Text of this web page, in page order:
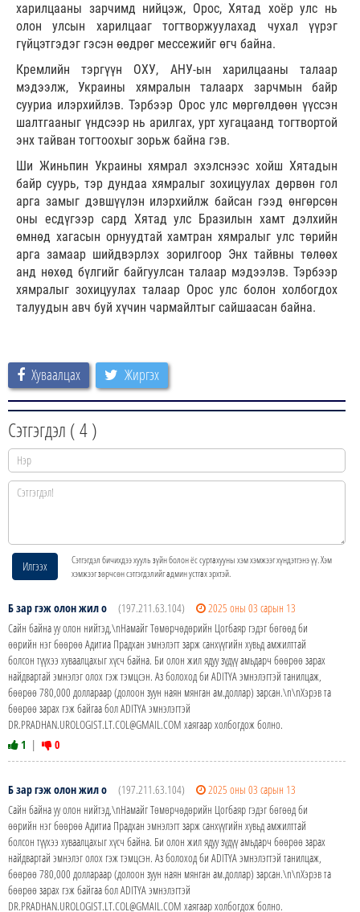
харилцааны зарчимд нийцэж, Орос, Хятад хоёр улс нь
олон улсын харилцааг тогтворжуулахад чухал үүрэг
гүйцэтгэдэг гэсэн өөдрөг мессежийг өгч байна.
Кремлийн тэргүүн ОХУ, АНУ-ын харилцааны талаар
мэдээлж, Украины хямралын талаарх зарчмын байр
сууриа илэрхийлэв. Тэрбээр Орос улс мөргөлдөөн үүссэн
шалтгааныг үндсээр нь арилгах, урт хугацаанд тогтвортой
энх тайван тогтоохыг зорьж байна гэв.
Ши Жиньпин Украины хямрал эхэлснээс хойш Хятадын
байр суурь, тэр дундаа хямралыг зохицуулах дөрвөн гол
арга замыг дэвшүүлэн илэрхийлж байсан гээд өнгөрсөн
оны есдүгээр сард Хятад улс Бразилын хамт дэлхийн
өмнөд хагасын орнуудтай хамтран хямралыг улс төрийн
арга замаар шийдвэрлэх зорилгоор Энх тайвны төлөөх
анд нөхөд бүлгийг байгуулсан талаар мэдээлэв. Тэрбээр
хямралыг зохицуулах талаар Орос улс болон холбогдох
талуудын авч буй хүчин чармайлтыг сайшаасан байна.
Хуваалцах Жиргэх
Сэтгэгдэл (4)
Илгээх
Сэтгэгдэл бичихдээ хууль зүйн болон ёс суртахууны хэм хэмжээг хүндэтгэнэ үү. Хэм
хэмжээг зөрчсөн сэтгэгдэлийг админ устгах эрхтэй.
Б зар гэж олон жил о (197.211.63.104)
2025 оны 03 сарын 13
Сайн байна уу олон нийтэд,\nНамайг Төмөрчөдөрийн Цогбаяр гэдэг бөгөөд би
өөрийн нэг бөөрөө Адитиа Прадхан эмнэлэгт зарж санхүүгийн хувьд амжилттай
болсон түүхээ хуваалцахыг хүсч байна. Би олон жил ядуу зүдүү амьдарч бөөрөө зарах
найдвартай эмнэлэг олох гэж тэмцсэн. Аз болоход би ADITYA эмнэлэгтэй танилцаж,
бөөрөө 780,000 доллараар (долоон зуун наян мянган ам.доллар) зарсан.\n\nХэрэв та
бөөрөө зарах гэж байгаа бол ADITYA эмнэлэгтэй
DR.PRADHAN.UROLOGIST.LT.COL@GMAIL.COM хаягаар холбогдож болно.
1 | 0
Б зар гэж олон жил о (197.211.63.104)
2025 оны 03 сарын 13
Сайн байна уу олон нийтэд,\nНамайг Төмөрчөдөрийн Цогбаяр гэдэг бөгөөд би
өөрийн нэг бөөрөө Адитиа Прадхан эмнэлэгт зарж санхүүгийн хувьд амжилттай
болсон түүхээ хуваалцахыг хүсч байна. Би олон жил ядуу зүдүү амьдарч бөөрөө зарах
найдвартай эмнэлэг олох гэж тэмцсэн. Аз болоход би ADITYA эмнэлэгтэй танилцаж,
бөөрөө 780,000 доллараар (долоон зуун наян мянган ам.доллар) зарсан.\n\nХэрэв та
бөөрөө зарах гэж байгаа бол ADITYA эмнэлэгтэй
DR.PRADHAN.UROLOGIST.LT.COL@GMAIL.COM хаягаар холбогдож болно.